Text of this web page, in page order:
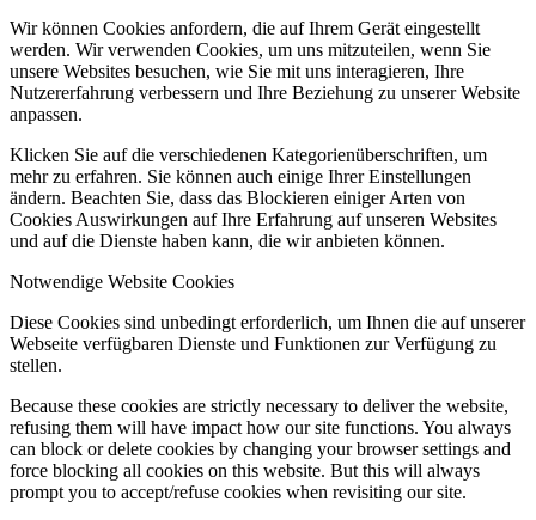
Wir können Cookies anfordern, die auf Ihrem Gerät eingestellt
werden. Wir verwenden Cookies, um uns mitzuteilen, wenn Sie
unsere Websites besuchen, wie Sie mit uns interagieren, Ihre
Nutzererfahrung verbessern und Ihre Beziehung zu unserer Website
anpassen.
Klicken Sie auf die verschiedenen Kategorienüberschriften, um
mehr zu erfahren. Sie können auch einige Ihrer Einstellungen
ändern. Beachten Sie, dass das Blockieren einiger Arten von
Cookies Auswirkungen auf Ihre Erfahrung auf unseren Websites
und auf die Dienste haben kann, die wir anbieten können.
Notwendige Website Cookies
Diese Cookies sind unbedingt erforderlich, um Ihnen die auf unserer
Webseite verfügbaren Dienste und Funktionen zur Verfügung zu
stellen.
Because these cookies are strictly necessary to deliver the website,
refusing them will have impact how our site functions. You always
can block or delete cookies by changing your browser settings and
force blocking all cookies on this website. But this will always
prompt you to accept/refuse cookies when revisiting our site.